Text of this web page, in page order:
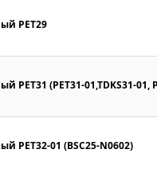
PET29
PET31 (PET31-01,TDKS31-01,
PET32-01 (BSC25-N0602)